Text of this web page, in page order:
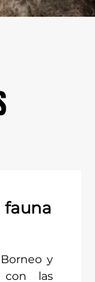
fauna
y
con las